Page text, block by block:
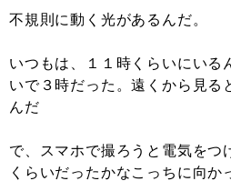
不規則に動く光があるんだ。
いつもは、１１時くらいにいる
いで３時だった。遠くから見る
んだ
で、スマホで撮ろうと電気をつ
くらいだったかなこっちに向か